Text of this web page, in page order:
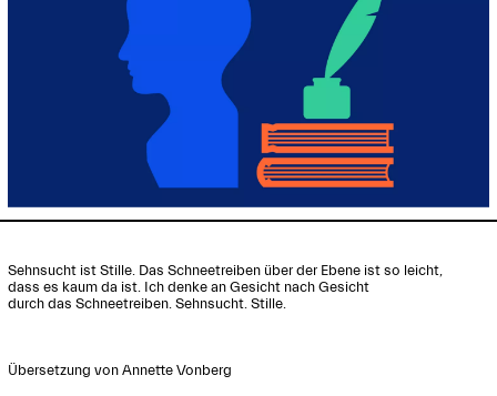
Sehnsucht ist Stille. Das Schneetreiben über der Ebene ist so leicht,
dass es kaum da ist. Ich denke an Gesicht nach Gesicht
durch das Schneetreiben. Sehnsucht. Stille.
Übersetzung von Annette Vonberg